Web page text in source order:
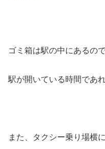
ゴミ箱は駅の中にあるので
駅が開いている時間であ
また、タクシー乗り場横